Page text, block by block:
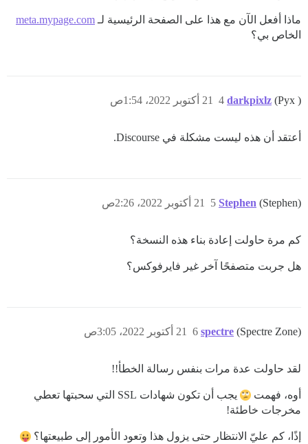
ماذا أفعل الآن مع هذا على الصفحة الرئيسية لـ meta.mypage.com
الخاص بي؟
darkpixlz (Pyx ) 21 أكتوبر 2022، 1:54ص 4
أعتقد أن هذه ليست مشكلة في Discourse.
Stephen (Stephen) 21 أكتوبر 2022، 2:26ص 5
كم مرة حاولت إعادة بناء هذه النسخة؟
هل جربت متصفحًا آخر غير فايرفوكس؟
spectre (Spectre Zone) 21 أكتوبر 2022، 3:05ص 6
لقد حاولت عدة مرات بنفس رسالة الخطأ!!
أوه، فهمت
يجب أن تكون شهادات SSL التي سحبتها تعطي
مخرجات خاطئة!
إذًا، كم عليّ الانتظار حتى يزول هذا وتعود الأمور إلى طبيعتها؟